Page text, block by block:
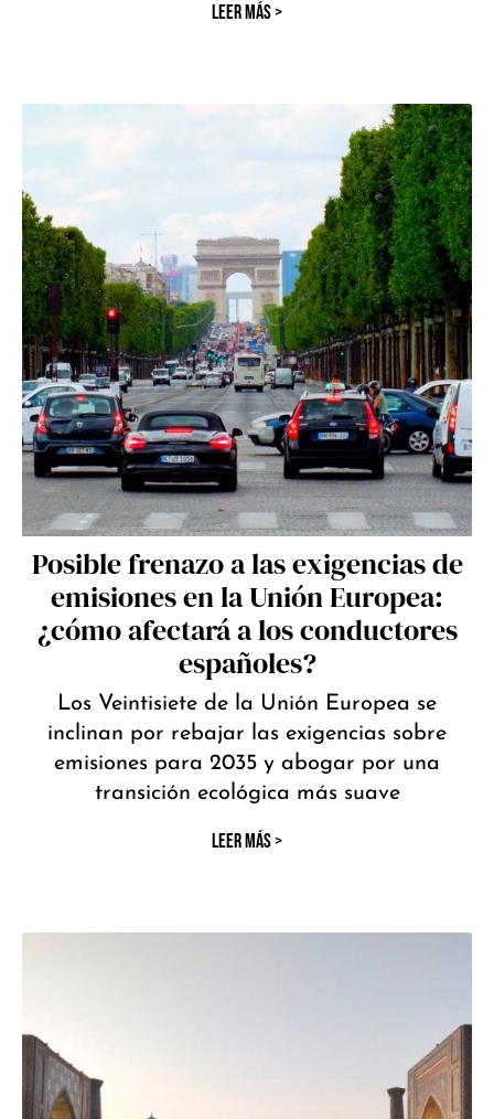
LEER MÁS >
Posible frenazo a las exigencias de
emisiones en la Unión Europea:
¿cómo afectará a los conductores
españoles?
Los Veintisiete de la Unión Europea se
inclinan por rebajar las exigencias sobre
emisiones para 2035 y abogar por una
transición ecológica más suave
LEER MÁS >